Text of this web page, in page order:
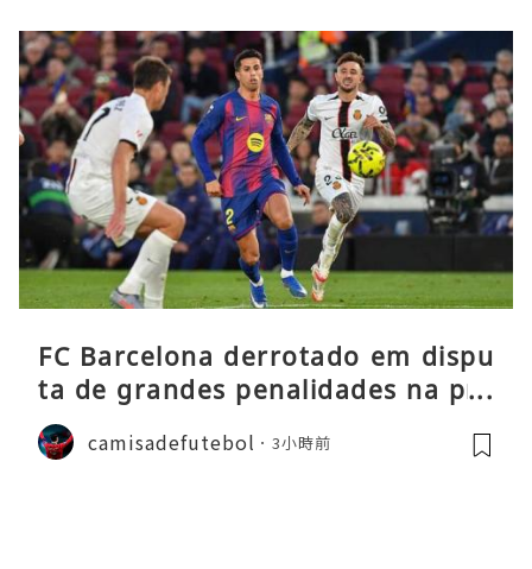
FC Barcelona derrotado em dispu
ta de grandes penalidades na pré
-época
camisadefutebol 3小時前